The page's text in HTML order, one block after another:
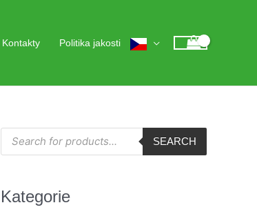
Kontakty Politika jakosti
P
o
t
s
SEARCH
Kategorie